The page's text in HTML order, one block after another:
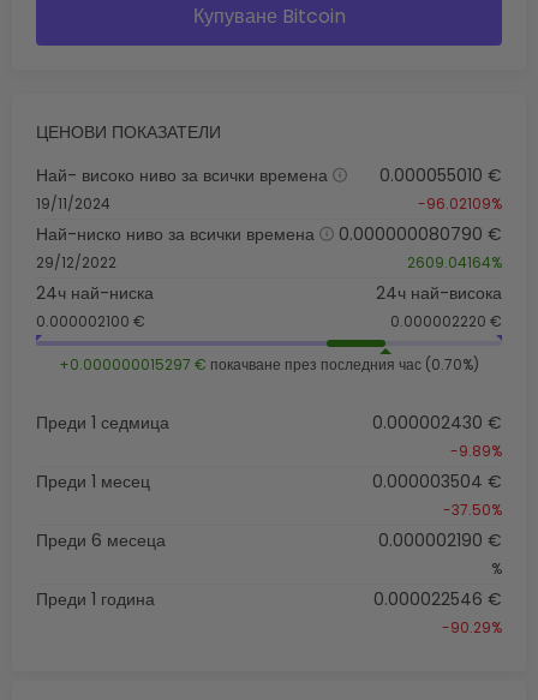
Купуване Bitcoin
ЦЕНОВИ ПОКАЗАТЕЛИ
Най- високо ниво за всички времена
19/11/2024
0.000055010 €
-96.02109%
Най-ниско ниво за всички времена
29/12/2022
0.000000080790 €
2609.04164%
24ч най-ниска
0.000002100 €
24ч най-висока
0.000002220 €
+0.000000015297 € покачване през последния час (0.70%)
Преди 1 седмица 0.000002430 €
-9.89%
Преди 1 месец 0.000003504 €
-37.50%
Преди 6 месеца 0.000002190 €
%
Преди 1 година 0.000022546 €
-90.29%